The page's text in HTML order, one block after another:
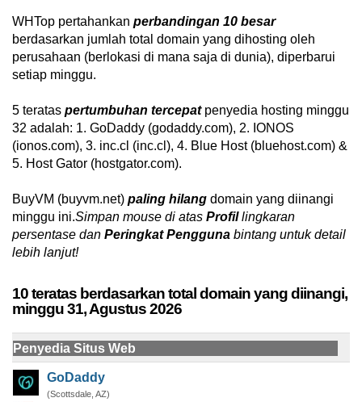
WHTop pertahankan perbandingan 10 besar
berdasarkan jumlah total domain yang dihosting oleh
perusahaan (berlokasi di mana saja di dunia), diperbarui
setiap minggu.
5 teratas pertumbuhan tercepatpenyedia hosting minggu
32 adalah: 1. GoDaddy (godaddy.com), 2. IONOS
(ionos.com), 3. inc.cl (inc.cl), 4. Blue Host (bluehost.com) &
5. Host Gator (hostgator.com).
BuyVM (buyvm.net) paling hilang domain yang diinangi
minggu ini.Simpan mouse di atas Profillingkaran
persentase dan Peringkat Pengguna bintang untuk detail
lebih lanjut!
10 teratas berdasarkan total domain yang diinangi,
minggu 31, Agustus 2026
Penyedia Situs Web
GoDaddy
(Scottsdale, AZ)